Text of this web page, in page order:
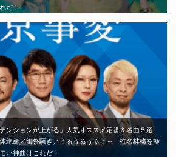
だ！
ンションが上がる」人気オススメ定番＆名曲５選
絶命／御祭騒ぎ／うるうるうるう～ 椎名林檎を擁
い神曲はこれだ！